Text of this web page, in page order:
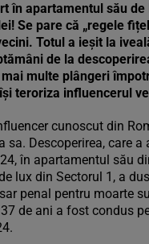
în apartamentul său de
Se pare că „regele
Totul a ieșit la
de la
multe plângeri
teroriza influencerul
cunoscut din
sa. Descoperirea, care a
în apartamentul său
lux din Sectorul 1, a
penal pentru moarte
de ani a fost condus